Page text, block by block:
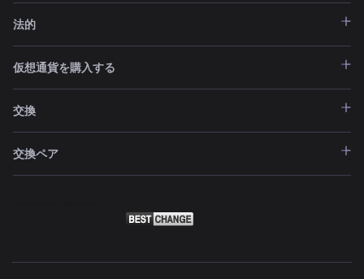
法的
仮想通貨を購入する
交換
交換ペア